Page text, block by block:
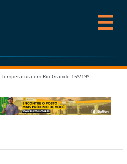
Temperatura em Rio Grande 15º/19º